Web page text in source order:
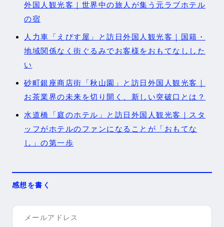
外国人観光客｜世界中の旅人が集う元ラブホテル
の宿
人力車「えびす屋」と訪日外国人観光客｜国籍・
地域関係なく街ぐるみでお客様をおもてなしした
い
砂町銀座商店街「秋山園」と訪日外国人観光客｜
お茶業界の未来を切り開く、新しい突破口とは？
水道橋「庭のホテル」と訪日外国人観光客｜スタ
ッフがホテルのファンになることが「おもてな
し」の第一歩
感想を書く